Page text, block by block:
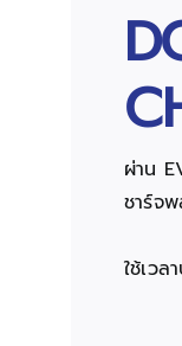
ผ่าน
ชาร์จ
ใช้เว